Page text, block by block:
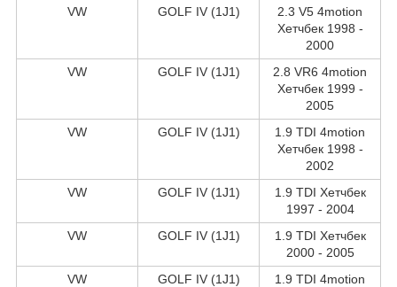
VW
GOLF IV (1J1)
2.3 V5 4motion
Хетчбек 1998 -
2000
VW
GOLF IV (1J1)
2.8 VR6 4motion
Хетчбек 1999 -
2005
VW
GOLF IV (1J1)
1.9 TDI 4motion
Хетчбек 1998 -
2002
VW
GOLF IV (1J1)
1.9 TDI Хетчбек
1997 - 2004
VW
GOLF IV (1J1)
1.9 TDI Хетчбек
2000 - 2005
VW
GOLF IV (1J1)
1.9 TDI 4motion